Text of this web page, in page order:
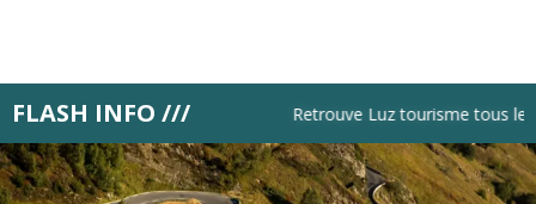
principal
FLASH INFO /// Retrouve Luz tourisme tous les